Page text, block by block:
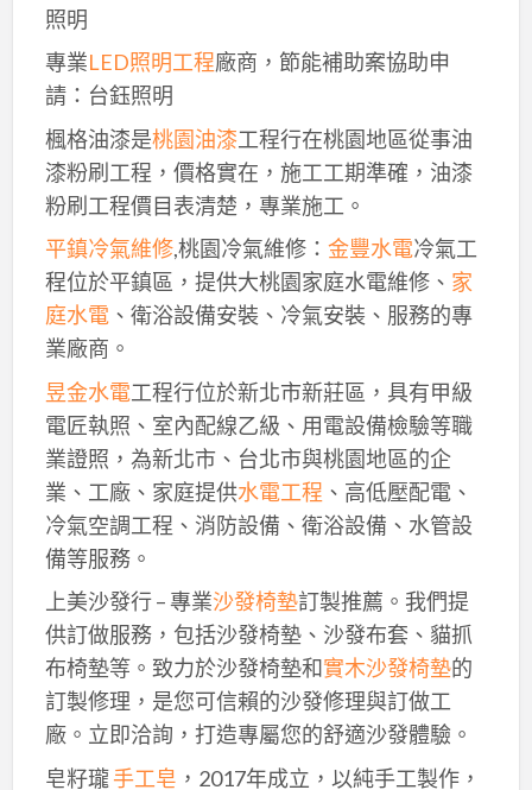
照明
專業LED照明工程廠商，節能補助案協助申
請：台鈺照明
楓格油漆是桃園油漆工程行在桃園地區從事油
漆粉刷工程，價格實在，施工工期準確，油漆
粉刷工程價目表清楚，專業施工。
平鎮冷氣維修,桃園冷氣維修： 金豐水電冷氣工
程位於平鎮區，提供大桃園家庭水電維修、 家
庭水電、衛浴設備安裝、冷氣安裝、服務的專
業廠商。
昱金水電工程行位於新北市新莊區，具有甲級
電匠執照、室內配線乙級、用電設備檢驗等職
業證照，為新北市、台北市與桃園地區的企
業、工廠、家庭提供水電工程 、高低壓配電、
冷氣空調工程、消防設備、衛浴設備、水管設
備等服務。
上美沙發行 – 專業沙發椅墊訂製推薦。我們提
供訂做服務，包括沙發椅墊、沙發布套、貓抓
布椅墊等。致力於沙發椅墊和實木沙發椅墊的
訂製修理，是您可信賴的沙發修理與訂做工
廠。立即洽詢，打造專屬您的舒適沙發體驗。
皂籽瓏手工皂 ，2017年成立，以純手工製作，